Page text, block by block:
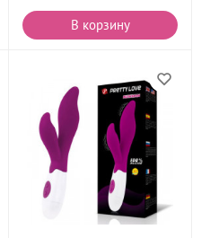
В корзину